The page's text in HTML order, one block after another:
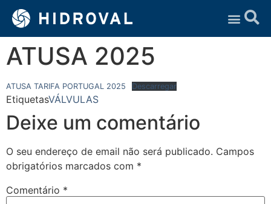
ATUSA 2025
ATUSA TARIFA PORTUGAL 2025 Descarregar
EtiquetasVÁLVULAS
Deixe um comentário
O seu endereço de email não será publicado. Campos
obrigatórios marcados com *
Comentário *